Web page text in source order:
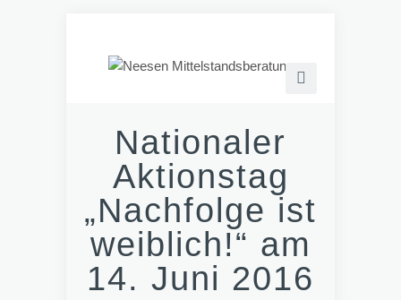
Nationaler
Aktionstag
„Nachfolge ist
weiblich!“ am
14. Juni 2016